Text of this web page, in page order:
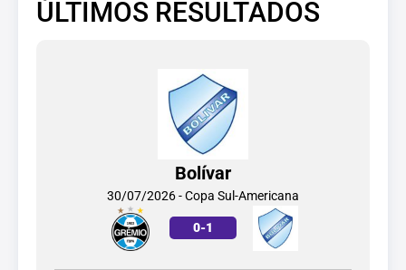
ÚLTIMOS RESULTADOS
Bolívar
30/07/2026 - Copa Sul-Americana
0-1